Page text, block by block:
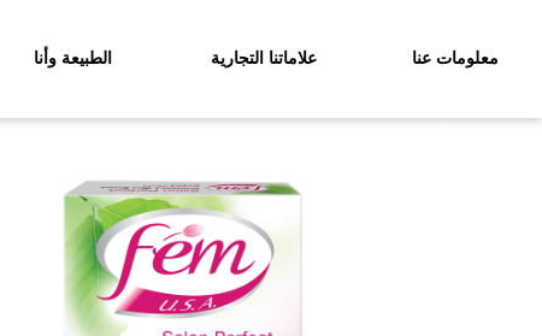
معلومات عنا علاماتنا التجارية الطبيعة وأنا